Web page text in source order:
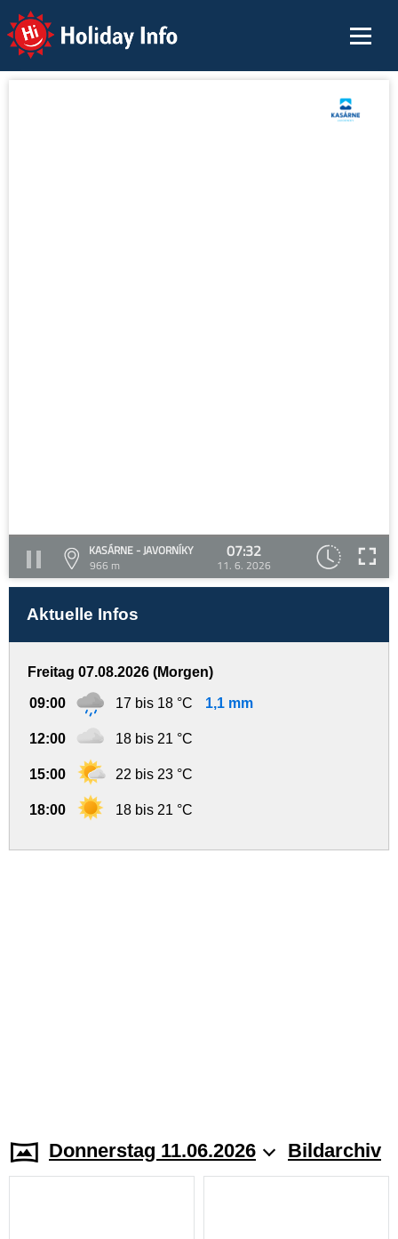
Holiday Info
KASÁRNE - JAVORNÍKY
966 m
07:32
11. 6. 2026
Aktuelle Infos
Freitag 07.08.2026 (Morgen)
09:00 17 bis 18 °C 1,1 mm
12:00 18 bis 21 °C
15:00 22 bis 23 °C
18:00 18 bis 21 °C
Donnerstag 11.06.2026 Bildarchiv